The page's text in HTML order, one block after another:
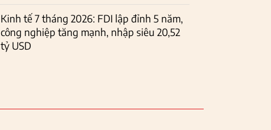
Kinh tế 7 tháng 2026: FDI lập đỉnh 5 năm,
công nghiệp tăng mạnh, nhập siêu 20,52
tỷ USD